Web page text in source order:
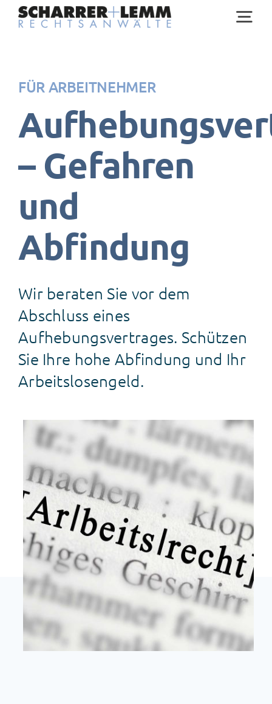
Zum
Inhalt
Rechtsgebiete
Anwälte
Über uns
News
FÜR ARBEITNEHMER
– Gefahren
und
Abfindung
Wir beraten Sie vor dem
Abschluss eines
Aufhebungsvertrages. Schützen
Sie Ihre hohe Abfindung und Ihr
Arbeitslosengeld.